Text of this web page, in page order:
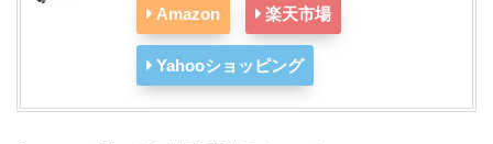
Amazon 楽天市場
Yahooショッピング